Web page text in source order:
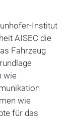
Institut
AISEC die
Fahrzeug
wie
wie
für das